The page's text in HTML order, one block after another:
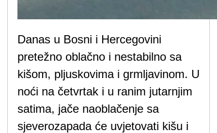
Danas u Bosni i Hercegovini
pretežno oblačno i nestabilno sa
kišom, pljuskovima i grmljavinom. U
noći na četvrtak i u ranim jutarnjim
satima, jače naoblačenje sa
sjeverozapada će uvjetovati kišu i